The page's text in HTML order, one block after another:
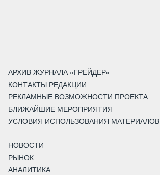
АРХИВ ЖУРНАЛА «ГРЕЙДЕР»
КОНТАКТЫ РЕДАКЦИИ
РЕКЛАМНЫЕ ВОЗМОЖНОСТИ ПРОЕКТА
БЛИЖАЙШИЕ МЕРОПРИЯТИЯ
УСЛОВИЯ ИСПОЛЬЗОВАНИЯ МАТЕРИАЛОВ
НОВОСТИ
РЫНОК
АНАЛИТИКА